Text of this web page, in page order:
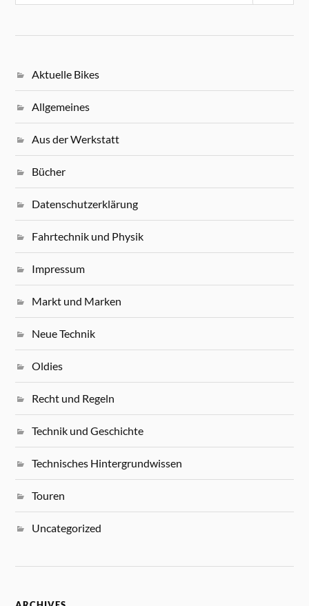
Aktuelle Bikes
Allgemeines
Aus der Werkstatt
Bücher
Datenschutzerklärung
Fahrtechnik und Physik
Impressum
Markt und Marken
Neue Technik
Oldies
Recht und Regeln
Technik und Geschichte
Technisches Hintergrundwissen
Touren
Uncategorized